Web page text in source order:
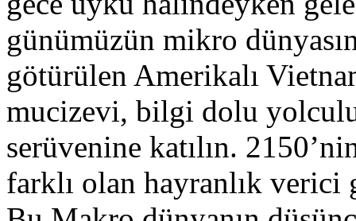
günümüzün mikro
götürülen Amerikalı
mucizevi, bilgi dolu
serüvenine katılın.
farklı olan hayranlık verici